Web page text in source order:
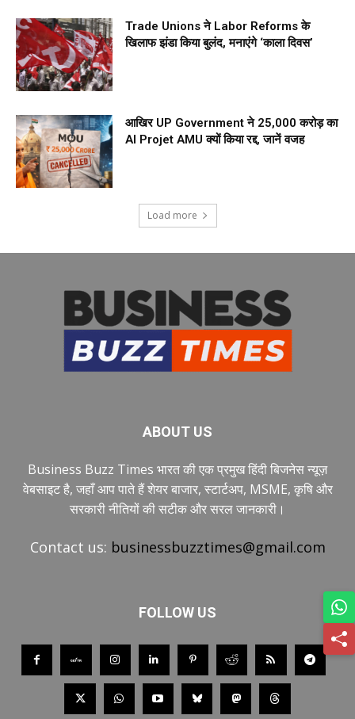
Trade Unions ने Labor Reforms के
खिलाफ झंडा किया बुलंद, मनाएंगे ‘काला दिवस’
आखिर UP Government ने ₹25,000 करोड़ का
AI Projet AMU क्यों किया रद्द, जानें वजह
Load more
ABOUT US
Business Buzz Times भारत की एक प्रमुख हिंदी बिजनेस न्यूज़
वेबसाइट है, जहाँ आप पाते हैं शेयर बाजार, स्टार्टअप, MSME, कृषि और
सरकारी नीतियों की सटीक और सरल जानकारी।
Contact us: businessbuzztimes@gmail.com
FOLLOW US